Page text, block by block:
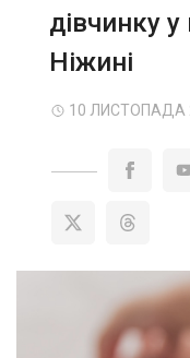
дівчинку
Ніжині
10 ЛИСТОПАДА